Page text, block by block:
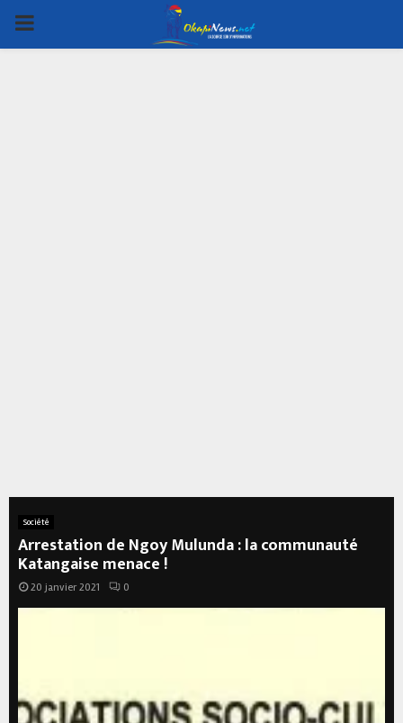
PRIMARY
Société
Arrestation de Ngoy Mulunda : la communauté
Katangaise menace !
20 janvier 2021 0